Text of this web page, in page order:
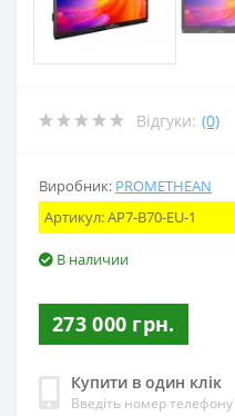
Відгуки: (0)
Виробник: PROMETHEAN
Артикул:AP7-B70-EU-1
В наличии
273 000 грн.
Купити в один клік
Введіть номер